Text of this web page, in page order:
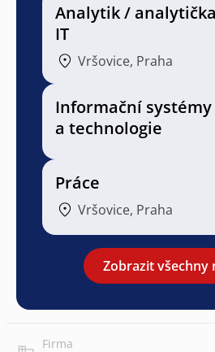
Analytik / analytička
IT
Vršovice, Praha
Informační systémy
a technologie
Práce
Vršovice, Praha
Zobrazit všechny
Firma